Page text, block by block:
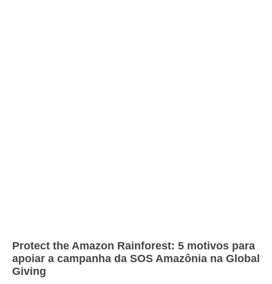
Protect the Amazon Rainforest: 5 motivos para
apoiar a campanha da SOS Amazônia na Global
Giving